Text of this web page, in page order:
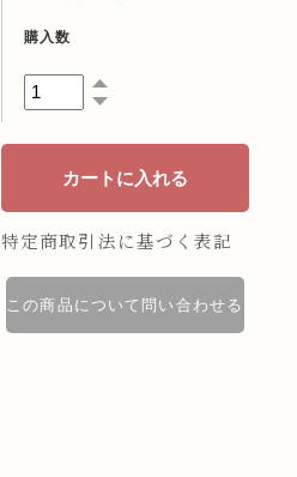
購入数
特定商取引法に基づく表記
この商品について問い合わせる